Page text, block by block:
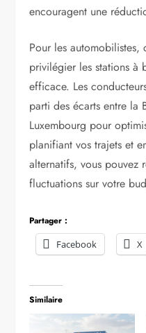
encouragent une
Pour les
privilégier les stations à
efficace. Les
parti des écarts entre la
Luxembourg pour
planifiant vos trajets et
alternatifs, vous pouvez
fluctuations sur votre
Partager :
Facebook
X
Similaire